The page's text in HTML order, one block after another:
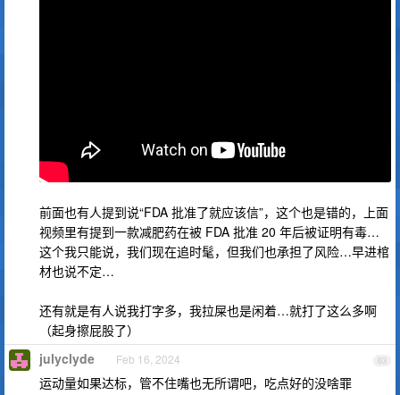
前面也有人提到说“FDA 批准了就应该信”，这个也是错的，上面
视频里有提到一款减肥药在被 FDA 批准 20 年后被证明有毒…
这个我只能说，我们现在追时髦，但我们也承担了风险…早进棺
材也说不定…
还有就是有人说我打字多，我拉屎也是闲着…就打了这么多啊
（起身擦屁股了）
63
julyclyde Feb 16, 2024
运动量如果达标，管不住嘴也无所谓吧，吃点好的没啥罪